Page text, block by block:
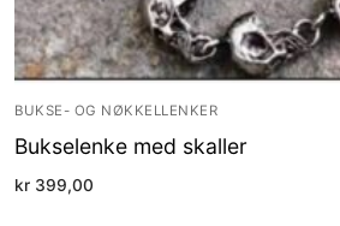
BUKSE- OG NØKKELLENKER
Bukselenke med skaller
kr 399,00